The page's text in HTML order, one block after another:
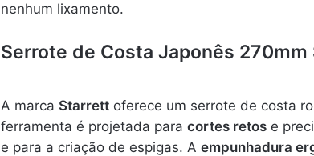
nenhum lixamento.
Serrote de Costa Japonês
A marca Starrett oferece um serrote de costa
ferramenta é projetada para cortes retos e
e para a criação de espigas. A empunhadura